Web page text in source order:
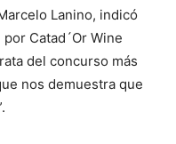
Lanino, indicó
Catad´Or Wine
del concurso más
nos demuestra que